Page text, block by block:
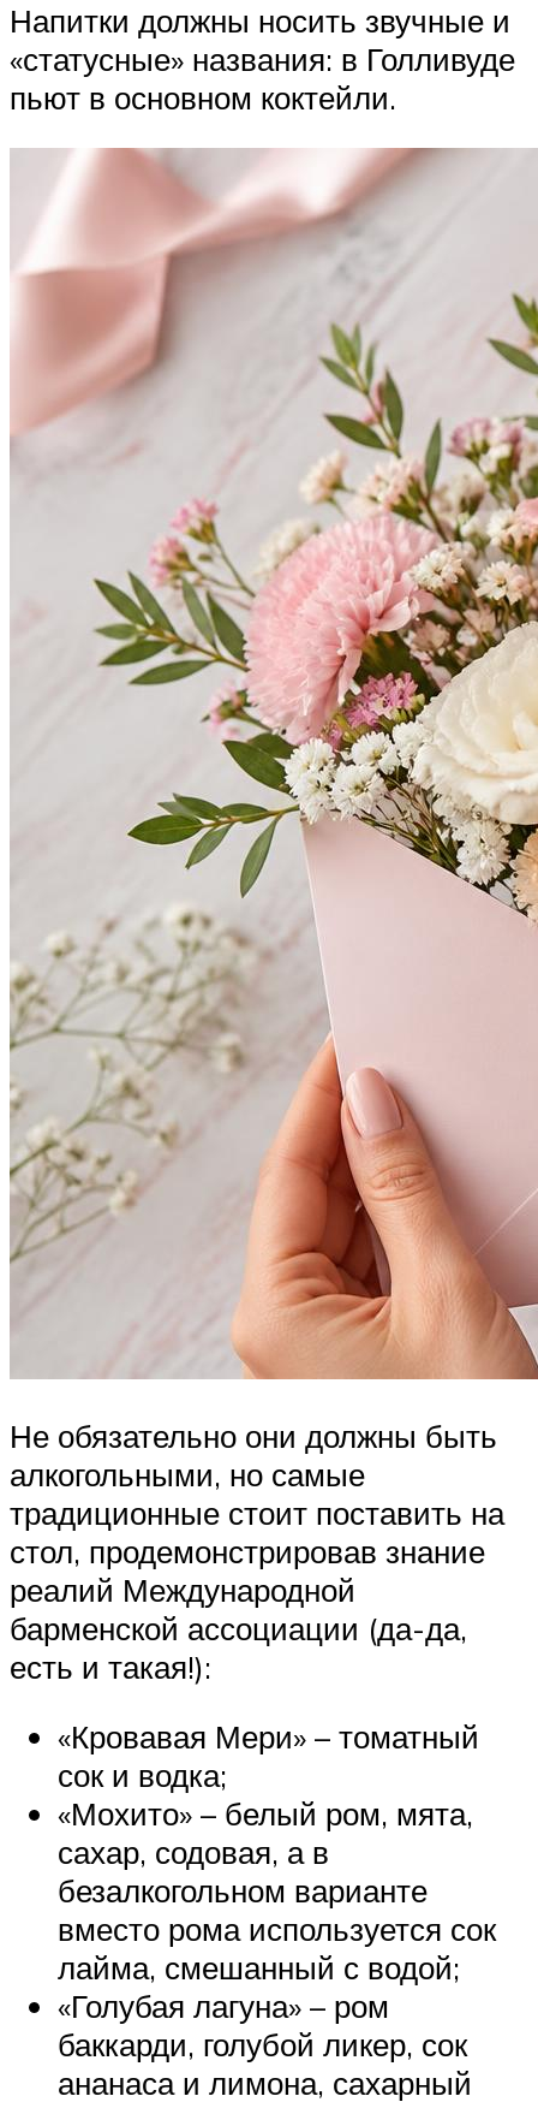
Напитки должны носить звучные и
«статусные» названия: в Голливуде
пьют в основном коктейли.
Не обязательно они должны быть
алкогольными, но самые
традиционные стоит поставить на
стол, продемонстрировав знание
реалий Международной
барменской ассоциации (да-да,
есть и такая!):
«Кровавая Мери» – томатный
сок и водка;
«Мохито» – белый ром, мята,
сахар, содовая, а в
безалкогольном варианте
вместо рома используется сок
лайма, смешанный с водой;
«Голубая лагуна» – ром
баккарди, голубой ликер, сок
ананаса и лимона, сахарный